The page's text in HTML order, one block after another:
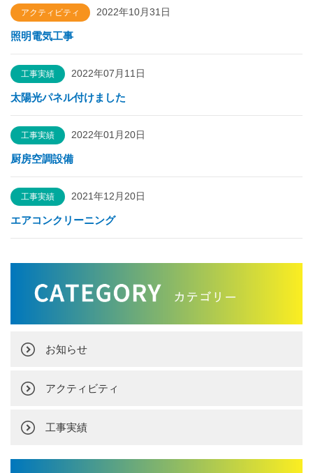
アクティビティ 2022年10月31日
照明電気工事
工事実績 2022年07月11日
太陽光パネル付けました
工事実績 2022年01月20日
厨房空調設備
工事実績 2021年12月20日
エアコンクリーニング
お知らせ
アクティビティ
工事実績